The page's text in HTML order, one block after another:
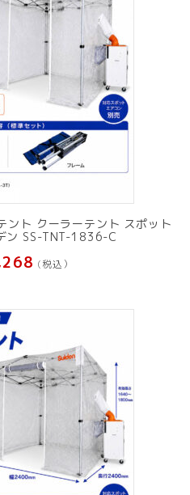
ント クーラーテント スポット
ン SS-TNT-1836-C
(税込）